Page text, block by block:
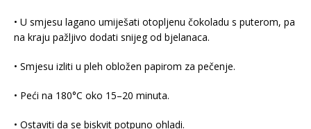
• U smjesu lagano umiješati otopljenu čokoladu s puterom, pa
na kraju pažljivo dodati snijeg od bjelanaca.
• Smjesu izliti u pleh obložen papirom za pečenje.
• Peći na 180°C oko 15–20 minuta.
• Ostaviti da se biskvit potpuno ohladi.